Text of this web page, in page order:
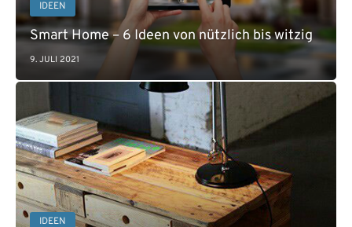
IDEEN
Smart Home – 6 Ideen von nützlich bis witzig
9. JULI 2021
IDEEN